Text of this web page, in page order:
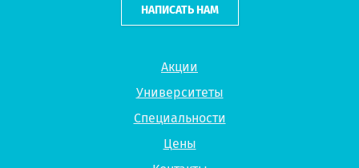
Акции
Университеты
Специальности
Цены
НАПИСАТЬ НАМ